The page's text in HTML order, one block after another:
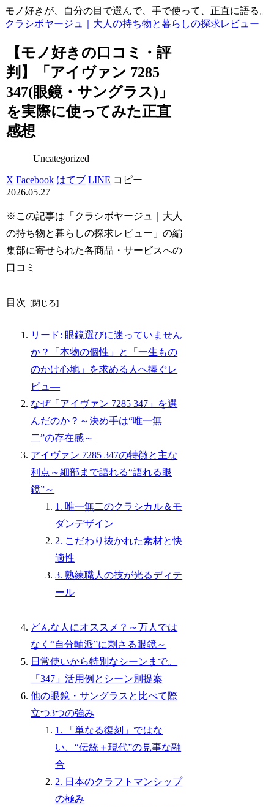
モノ好きが、自分の目で選んで、手で使って、正直に語る。
クラシボヤージュ｜大人の持ち物と暮らしの探求レビュー
【モノ好きの口コミ・評
判】「アイヴァン 7285
347(眼鏡・サングラス)」
を実際に使ってみた正直
感想
Uncategorized
X Facebook はてブ LINE コピー
2026.05.27
※この記事は「クラシボヤージュ｜大人
の持ち物と暮らしの探求レビュー」の編
集部に寄せられた各商品・サービスへの
口コミ
目次
リード: 眼鏡選びに迷っていません
か？「本物の個性」と「一生もの
のかけ心地」を求める人へ捧ぐレ
ビュ―
なぜ「アイヴァン 7285 347」を選
んだのか？～決め手は“唯一無
二”の存在感～
アイヴァン 7285 347の特徴と主な
利点～細部まで語れる“語れる眼
鏡”～
1. 唯一無二のクラシカル＆モ
ダンデザイン
2. こだわり抜かれた素材と快
適性
3. 熟練職人の技が光るディテ
ール
どんな人にオススメ？～万人では
なく“自分軸派”に刺さる眼鏡～
日常使いから特別なシーンまで。
「347」活用例とシーン別提案
他の眼鏡・サングラスと比べて際
立つ3つの強み
1. 「単なる復刻」ではな
い、“伝統＋現代”の見事な融
合
2. 日本のクラフトマンシップ
の極み